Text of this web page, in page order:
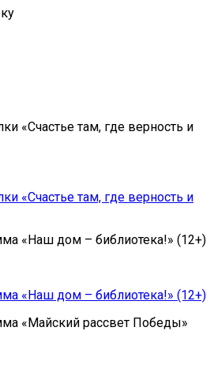
«Счастье там, где верность и
«Счастье там, где верность и
«Наш дом – библиотека!» (12+)
«Наш дом – библиотека!» (12+)
«Майский рассвет Победы»